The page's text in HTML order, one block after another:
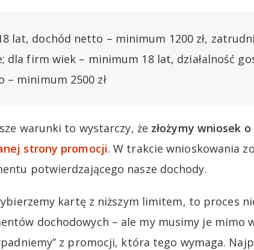
lat, dochód netto – minimum 1200 zł,
dla firm wiek – minimum 18 lat, działalność
minimum 2500 zł
warunki to wystarczy, że złożymy wniosek
strony promocji. W trakcie wnioskowania
potwierdzającego nasze dochody.
kartę z niższym limitem, to proces
dochodowych – ale my musimy je mimo
z promocji, która tego wymaga.